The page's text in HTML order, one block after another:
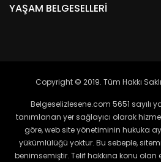
YAŞAM BELGESELLERI
Copyright © 2019. Tüm Hakkı
Belgeselizlesene.com 5651 sayılı
tanımlanan yer sağlayıcı olarak
göre, web site yönetiminin hukuka
yükümlülüğü yoktur. Bu sebeple,
benimsemiştir. Telif hakkına konu